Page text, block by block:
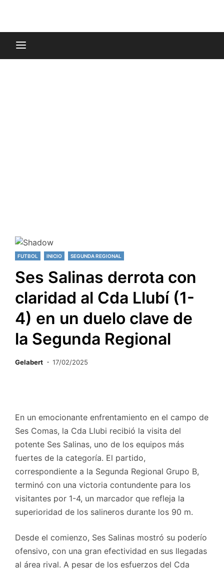
FUTBOL INICIO SEGUNDA REGIONAL
Ses Salinas derrota con
claridad al Cda Llubí (1-
4) en un duelo clave de
la Segunda Regional
Gelabert 17/02/2025
En un emocionante enfrentamiento en el campo de
Ses Comas, la Cda Llubi recibió la visita del
potente Ses Salinas, uno de los equipos más
fuertes de la categoría. El partido,
correspondiente a la Segunda Regional Grupo B,
terminó con una victoria contundente para los
visitantes por 1-4, un marcador que refleja la
superioridad de los salineros durante los 90 m.
Desde el comienzo, Ses Salinas mostró su poderío
ofensivo, con una gran efectividad en sus llegadas
al área rival. A pesar de los esfuerzos del Cda